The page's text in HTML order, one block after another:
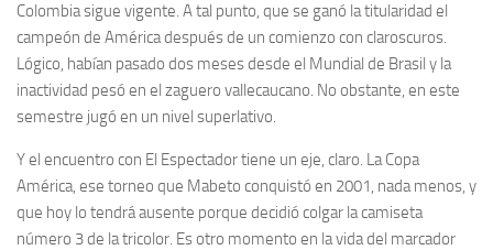
Colombia sigue vigente. A tal punto, que se ganó la titularidad el
campeón de América después de un comienzo con claroscuros.
Lógico, habían pasado dos meses desde el Mundial de Brasil y la
inactividad pesó en el zaguero vallecaucano. No obstante, en este
semestre jugó en un nivel superlativo.
Y el encuentro con El Espectador tiene un eje, claro. La Copa
América, ese torneo que Mabeto conquistó en 2001, nada menos, y
que hoy lo tendrá ausente porque decidió colgar la camiseta
número 3 de la tricolor. Es otro momento en la vida del marcador